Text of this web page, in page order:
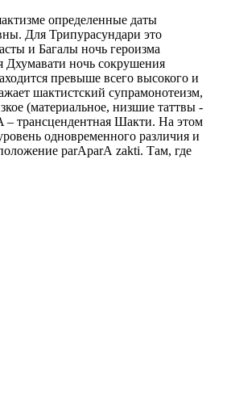
определенные даты
Для Трипурасундари это
и Багалы ночь героизма
Дхумавати ночь сокрушения
превыше всего высокого и
шактистский супрамонотеизм,
(материальное, низшие таттвы -
– трансцендентная Шакти. На этом
одновременного различия и
parAparА zakti. Там, где